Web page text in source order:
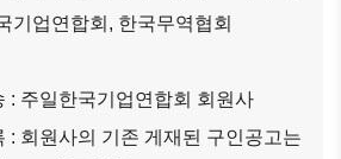
업연합회, 한국무역협회
일한국기업연합회 회원사
원사의 기존 게재된 구인공고는